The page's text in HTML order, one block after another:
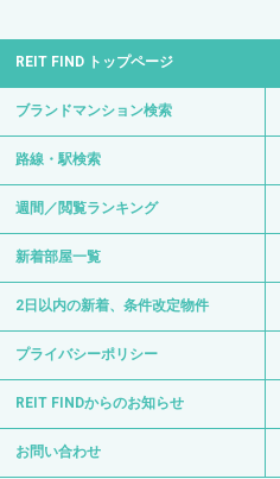
REIT FIND トップページ
ブランドマンション検索
路線・駅検索
週間／閲覧ランキング
新着部屋一覧
2日以内の新着、条件改定物件
プライバシーポリシー
REIT FINDからのお知らせ
お問い合わせ